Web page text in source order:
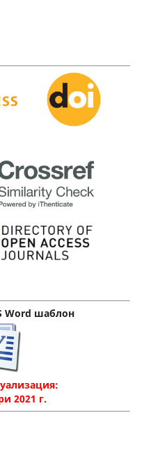
Word шаблон
2021 г.